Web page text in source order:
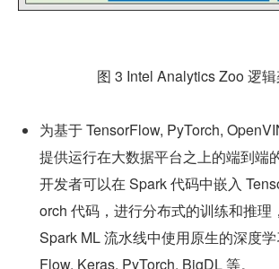
图 3 Intel Analytics Zoo 逻
为基于 TensorFlow, PyTorch,
提供运行在大数据平台之上的端到端
开发者可以在 Spark 代码中嵌入
orch 代码，进行分布式的训练和推理
Spark ML 流水线中使用原生的深度
Flow, Keras, PyTorch, BigDL 等。